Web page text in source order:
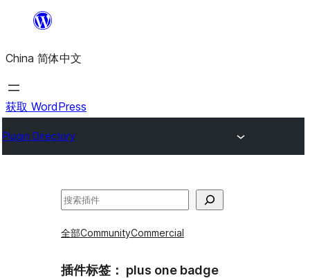
内
容
China 简体中文
获取 WordPress
Plugin Directory
搜
全部CommunityCommercial
插件标签： plus one badge